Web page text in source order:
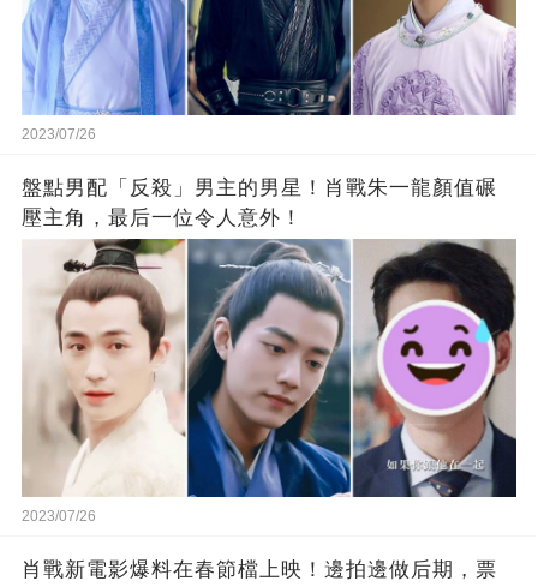
2023/07/26
盤點男配「反殺」男主的男星！肖戰朱一龍顏值碾
壓主角，最后一位令人意外！
2023/07/26
肖戰新電影爆料在春節檔上映！邊拍邊做后期，票